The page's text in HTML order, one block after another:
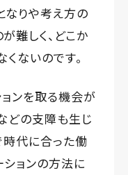
なりや考え方の
難しく、どこか
ないのです。
ョンを取る機会が
どの支障も生じ
時代に合った働
ションの方法に